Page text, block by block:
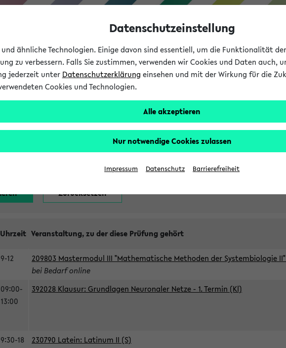
Studium
stattfindenden Prüfungen
Uhrzeit Veranstaltung, zu der diese Prüfung gehört
9-12
209803 Mastermodul III "Mathematische Methoden der Systembiologie
bei Bedarf online
09:00-
13:00
392028 Klausur: Grundlagen Neuronaler Netze - 1. Termin (Kl)
9:30-18 230790 Latein: Latinum II (S)
Datenschutzeinstellung
ähnliche Technologien. Einige davon sind essentiell, um die Funktionalität
zu verbessern. Falls Sie zustimmen, verwenden wir Cookies und Daten
jederzeit unter Datenschutzerklärung einsehen und mit der Wirkung für die
Cookies und Technologien.
Alle akzeptieren
Nur notwendige Cookies zulassen
Impressum Datenschutz Barrierefreiheit